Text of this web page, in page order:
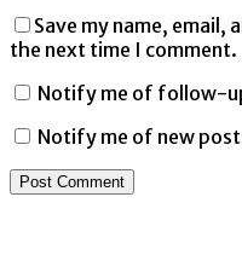
Save my name,
the next time I comment.
Notify me of follow-
Notify me of new